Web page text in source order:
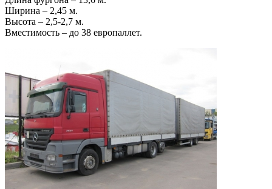
Ширина – 2,45 м.
Высота – 2,5-2,7 м.
Вместимость – до 38 европаллет.